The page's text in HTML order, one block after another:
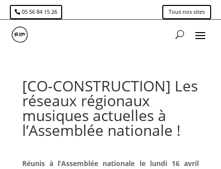
05 56 84 15 26 Tous nos sites
[CO-CONSTRUCTION] Les
réseaux régionaux
musiques actuelles à
l’Assemblée nationale !
Réunis à l’Assemblée nationale le lundi 16 avril